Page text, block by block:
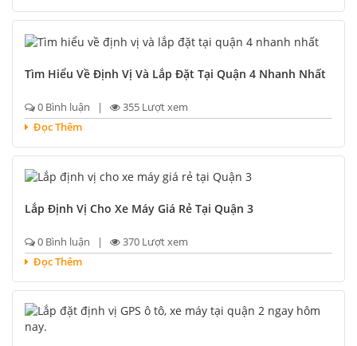
Tìm Hiểu Về Định Vị Và Lắp Đặt Tại Quận 4 Nhanh Nhất
0 Bình luận |
355 Lượt xem
Đọc Thêm
Lắp Định Vị Cho Xe Máy Giá Rẻ Tại Quận 3
0 Bình luận |
370 Lượt xem
Đọc Thêm